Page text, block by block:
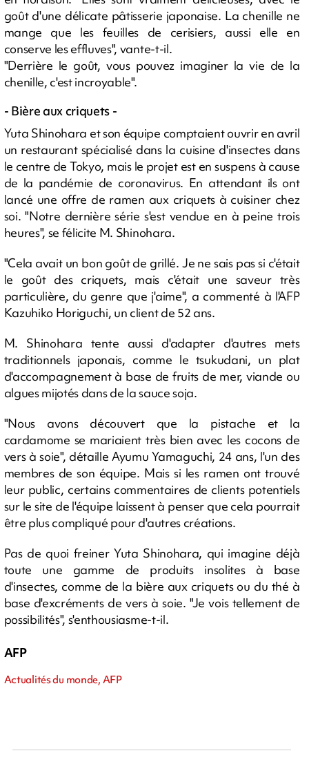
goût d'une délicate pâtisserie japonaise. La chenille ne
mange que les feuilles de cerisiers, aussi elle en
conserve les effluves", vante-t-il.
"Derrière le goût, vous pouvez imaginer la vie de la
chenille, c'est incroyable".
- Bière aux criquets -
Yuta Shinohara et son équipe comptaient ouvrir en avril
un restaurant spécialisé dans la cuisine d'insectes dans
le centre de Tokyo, mais le projet est en suspens à cause
de la pandémie de coronavirus. En attendant ils ont
lancé une offre de ramen aux criquets à cuisiner chez
soi. "Notre dernière série s'est vendue en à peine trois
heures", se félicite M. Shinohara.
"Cela avait un bon goût de grillé. Je ne sais pas si c'était
le goût des criquets, mais c'était une saveur très
particulière, du genre que j'aime", a commenté à l'AFP
Kazuhiko Horiguchi, un client de 52 ans.
M. Shinohara tente aussi d'adapter d'autres mets
traditionnels japonais, comme le tsukudani, un plat
d'accompagnement à base de fruits de mer, viande ou
algues mijotés dans de la sauce soja.
"Nous avons découvert que la pistache et la
cardamome se mariaient très bien avec les cocons de
vers à soie", détaille Ayumu Yamaguchi, 24 ans, l'un des
membres de son équipe. Mais si les ramen ont trouvé
leur public, certains commentaires de clients potentiels
sur le site de l'équipe laissent à penser que cela pourrait
être plus compliqué pour d'autres créations.
Pas de quoi freiner Yuta Shinohara, qui imagine déjà
toute une gamme de produits insolites à base
d'insectes, comme de la bière aux criquets ou du thé à
base d'excréments de vers à soie. "Je vois tellement de
possibilités", s'enthousiasme-t-il.
AFP
Actualités du monde, AFP